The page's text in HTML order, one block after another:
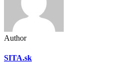
Author
SITA.sk